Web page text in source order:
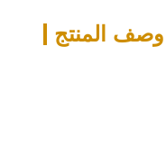
وصف المنتج